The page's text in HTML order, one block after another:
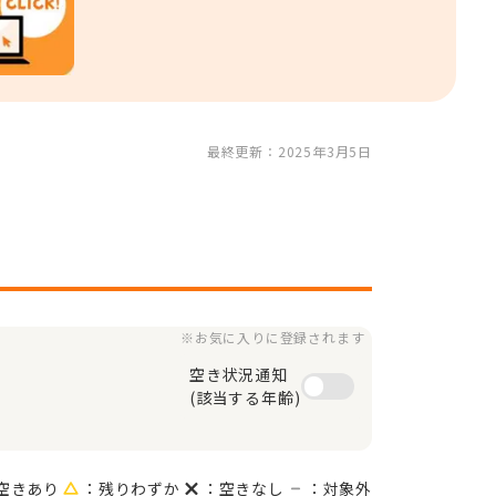
最終更新：2025年3月5日
※お気に入りに登録されます
空き状況通知
(該当する年齢)
きあり ：残りわずか ：空きなし ：対象外